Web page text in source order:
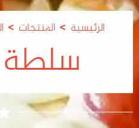
الرئيسية > المنتجات >